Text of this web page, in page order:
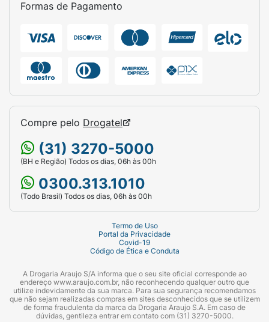
Pode Conter
Contém Aveia :
Contém Avelã :
Pode Conter
Contém Castanha-de-Caju :
Pode Conter
Contém Castanha-do-Pará :
Contém Centeio :
Pode Conter
Contém Cevada - Derivados :
Formas de Pagamento
Compre pelo Drogatel
(31) 3270-5000
(BH e Região) Todos os dias, 06h às 00h
0300.313.1010
(Todo Brasil) Todos os dias, 06h às 00h
Termo de Uso
Portal da Privacidade
Covid-19
Código de Ética e Conduta
A Drogaria Araujo S/A informa que o seu site oficial corresponde ao
endereço www.araujo.com.br, não reconhecendo qualquer outro que
utilize indevidamente da sua marca. Para sua segurança recomendamos
que não sejam realizadas compras em sites desconhecidos que se utilizem
de forma fraudulenta da marca da Drogaria Araujo S.A. Em caso de
dúvidas, gentileza entrar em contato com (31) 3270-5000.